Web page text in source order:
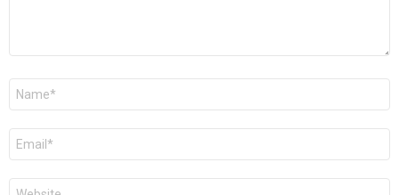
Nome
E-
mail
*
Site